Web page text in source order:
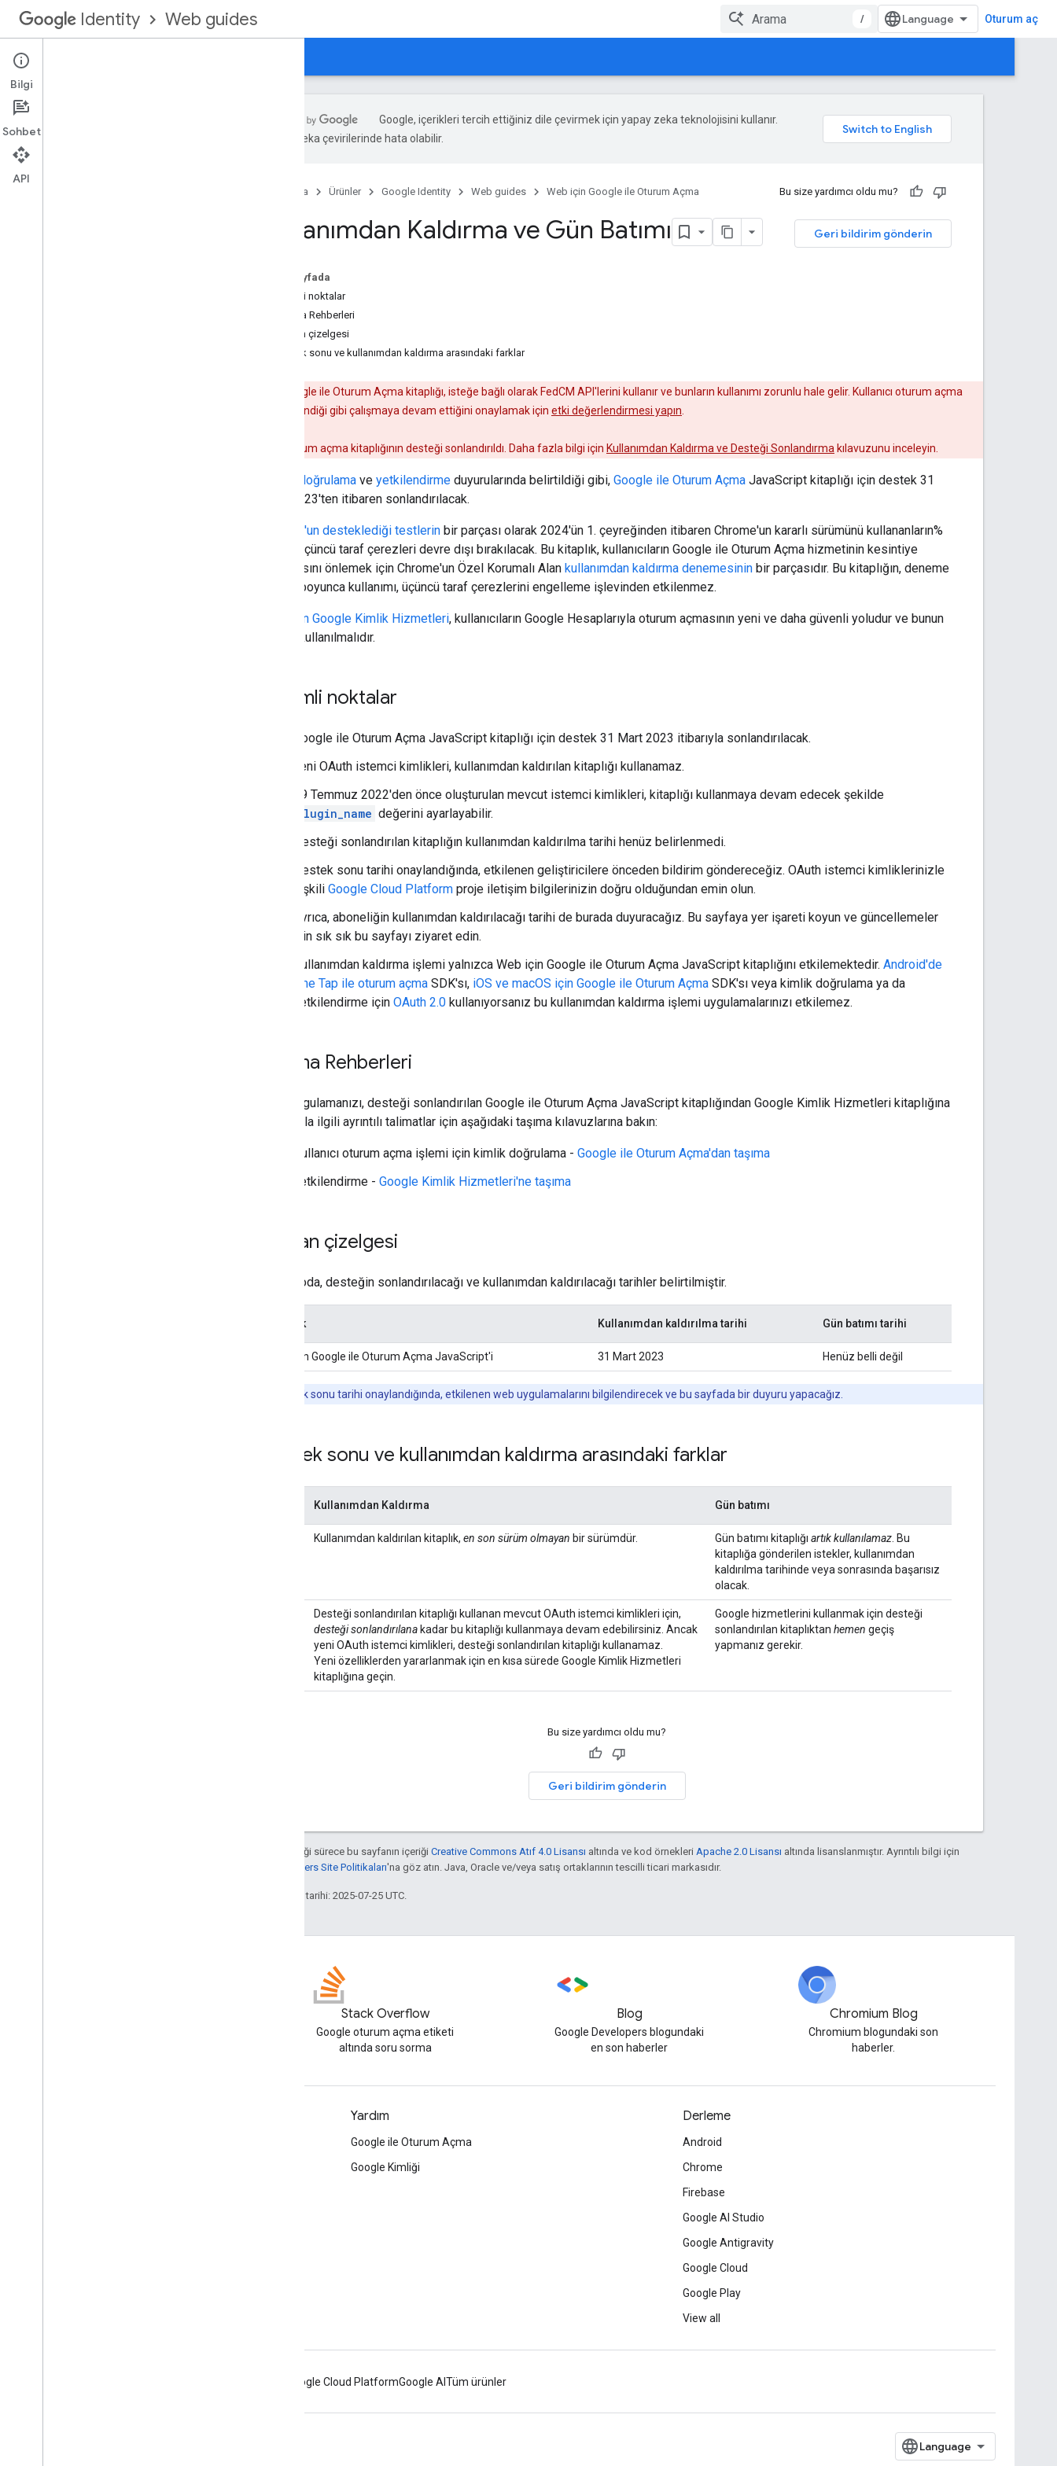
Identity Web guides / Oturum aç
Kullanımdan kaldırma ve kullanımdan
Google, içerikleri tercih ettiğiniz dile çevirmek için yapay zeka teknolojisini kullanır.
Yapay zeka çevirilerinde hata olabilir.
Ana Sayfa Ürünler Google Identity Web guides Web için Google ile Oturum Açma Bu size yardımcı oldu mu?
Geri bildirim gönderin
Kullanımdan Kaldırma ve Gün Batımı
Bu sayfada
Önemli noktalar
Taşıma Rehberleri
Zaman çizelgesi
Destek sonu ve kullanımdan kaldırma arasındaki farklar
Google ile Oturum Açma kitaplığı, isteğe bağlı olarak FedCM API'lerini kullanır ve bunların kullanımı zorunlu hale gelir. Kullanıcı oturum açma
işleminin beklendiği gibi çalışmaya devam ettiğini onaylamak için etki değerlendirmesi yapın
Google ile oturum açma kitaplığının desteği sonlandırıldı. Daha fazla bilgi için Kullanımdan Kaldırma ve Desteği Sonlandırma kılavuzunu inceleyin.
Kimlik doğrulama ve yetkilendirme duyurularında belirtildiği gibi, Google ile Oturum Açma JavaScript kitaplığı için destek 31
Mart 2023'ten itibaren sonlandırılacak.
Chrome'un desteklediği testlerin bir parçası olarak 2024'ün 1. çeyreğinden itibaren Chrome'un kararlı sürümünü kullananların%
1'inde üçüncü taraf çerezleri devre dışı bırakılacak. Bu kitaplık, kullanıcıların Google ile Oturum Açma hizmetinin kesintiye
uğramasını önlemek için Chrome'un Özel Korumalı Alan kullanımdan kaldırma denemesinin bir parçasıdır. Bu kitaplığın, deneme
süresi boyunca kullanımı, üçüncü taraf çerezlerini engelleme işlevinden etkilenmez.
Web için Google Kimlik Hizmetleri, kullanıcıların Google Hesaplarıyla oturum açmasının yeni ve daha güvenli yoludur ve bunun
yerine kullanılmalıdır.
Önemli noktalar
Google ile Oturum Açma JavaScript kitaplığı için destek 31 Mart 2023 itibarıyla sonlandırılacak.
Yeni OAuth istemci kimlikleri, kullanımdan kaldırılan kitaplığı kullanamaz.
29 Temmuz 2022'den önce oluşturulan mevcut istemci kimlikleri, kitaplığı kullanmaya devam edecek şekilde
plugin_name değerini ayarlayabilir.
Desteği sonlandırılan kitaplığın kullanımdan kaldırılma tarihi henüz belirlenmedi.
Destek sonu tarihi onaylandığında, etkilenen geliştiricilere önceden bildirim göndereceğiz. OAuth istemci kimliklerinizle
ilişkili Google Cloud Platform proje iletişim bilgilerinizin doğru olduğundan emin olun.
Ayrıca, aboneliğin kullanımdan kaldırılacağı tarihi de burada duyuracağız. Bu sayfaya yer işareti koyun ve güncellemeler
için sık sık bu sayfayı ziyaret edin.
Kullanımdan kaldırma işlemi yalnızca Web için Google ile Oturum Açma JavaScript kitaplığını etkilemektedir. Android'de
One Tap ile oturum açma SDK'sı, iOS ve macOS için Google ile Oturum Açma SDK'sı veya kimlik doğrulama ya da
yetkilendirme için OAuth 2.0 kullanıyorsanız bu kullanımdan kaldırma işlemi uygulamalarınızı etkilemez.
Taşıma Rehberleri
Web uygulamanızı, desteği sonlandırılan Google ile Oturum Açma JavaScript kitaplığından Google Kimlik Hizmetleri kitaplığına
taşımayla ilgili ayrıntılı talimatlar için aşağıdaki taşıma kılavuzlarına bakın:
Kullanıcı oturum açma işlemi için kimlik doğrulama - Google ile Oturum Açma'dan taşıma
Yetkilendirme - Google Kimlik Hizmetleri'ne taşıma
Zaman çizelgesi
Bu tabloda, desteğin sonlandırılacağı ve kullanımdan kaldırılacağı tarihler belirtilmiştir.
Kitaplık Kullanımdan kaldırılma tarihi Gün batımı tarihi
Web için Google ile Oturum Açma JavaScript'i 31 Mart 2023 Henüz belli değil
Destek sonu tarihi onaylandığında, etkilenen web uygulamalarını bilgilendirecek ve bu sayfada bir duyuru yapacağız.
Destek sonu ve kullanımdan kaldırma arasındaki farklar
Kullanımdan Kaldırma Gün batımı
Kullanımdan kaldırılan kitaplık, en son sürüm olmayan bir sürümdür. Gün batımı kitaplığı artık kullanılamaz . Bu
kitaplığa gönderilen istekler, kullanımdan
kaldırılma tarihinde veya sonrasında başarısız
olacak.
Desteği sonlandırılan kitaplığı kullanan mevcut OAuth istemci kimlikleri için,
desteği sonlandırılana kadar bu kitaplığı kullanmaya devam edebilirsiniz. Ancak
yeni OAuth istemci kimlikleri, desteği sonlandırılan kitaplığı kullanamaz.
Yeni özelliklerden yararlanmak için en kısa sürede Google Kimlik Hizmetleri
kitaplığına geçin.
Google hizmetlerini kullanmak için desteği
sonlandırılan kitaplıktan hemen geçiş
yapmanız gerekir.
Bu size yardımcı oldu mu?
Geri bildirim gönderin
Aksi belirtilmediği sürece bu sayfanın içeriği Creative Commons Atıf 4.0 Lisansı altında ve kod örnekleri Apache 2.0 Lisansı altında lisanslanmıştır. Ayrıntılı bilgi için
Google Developers Site Politikaları'na göz atın. Java, Oracle ve/veya satış ortaklarının tescilli ticari markasıdır.
Son güncelleme tarihi: 2025-07-25 UTC.
Stack Overflow
Google oturum açma etiketi
altında soru sorma
Blog
Google Developers blogundaki
en son haberler
Chromium Blog
Chromium blogundaki son
haberler.
Yardım
Google ile Oturum Açma
Google Kimliği
Derleme
Android
Chrome
Firebase
Google AI Studio
Google Antigravity
Google Cloud
Google Play
View all
Google Cloud PlatformGoogle AI Tüm ürünler
Bilgi
Sohbet
API